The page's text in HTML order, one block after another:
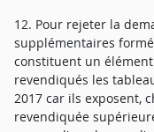
12. Pour rejeter la
supplémentaires
constituent un
revendiqués les
2017 car ils exposent,
revendiquée